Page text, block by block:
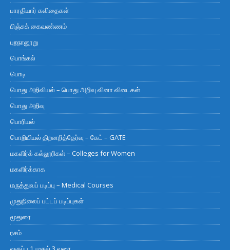
பாரதியார் கவிதைகள்
பிஞ்சுக் கைவண்ணம்
புறநானூறு
பொங்கல்
பொடி
பொது அறிவியல் – பொது அறிவு வினா விடைகள்
பொது அறிவு
பொரியல்
பொறியியல் திறனறித்தேர்வு – கேட் – GATE
மகளிர்க் கல்லூரிகள் – Colleges for Women
மகளிர்க்காக
மருத்துவப் படிப்பு – Medical Courses
முதுநிலைப் பட்டப் படிப்புகள்
மூதுரை
ரசம்